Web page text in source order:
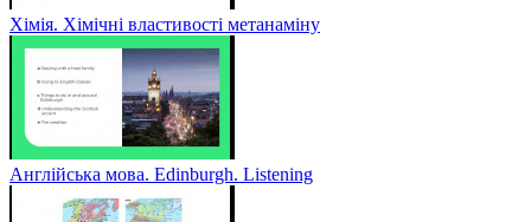
Хімія. Хімічні властивості метанаміну
Англійська мова. Edinburgh. Listening